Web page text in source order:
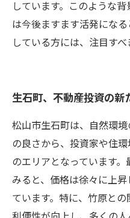
しています。このような
は今後ますます活発にな
している方には、注目すべ
生石町、不動産投資の
松山市生石町は、自然環
の良さから、投資家や住
のエリアとなっています
みると、価格は徐々に上
ています。特に、竹原と